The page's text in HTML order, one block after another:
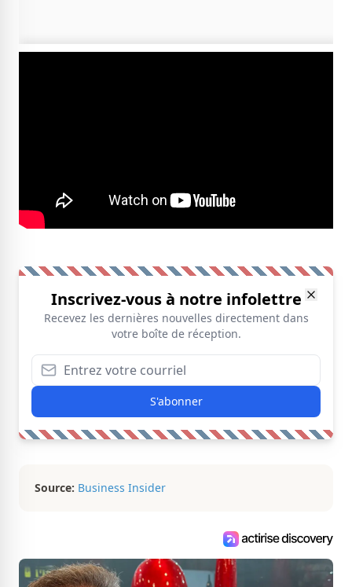
Inscrivez-vous à notre infolettre
Recevez les dernières nouvelles directement dans
votre boîte de réception.
S'abonner
Source: Business Insider